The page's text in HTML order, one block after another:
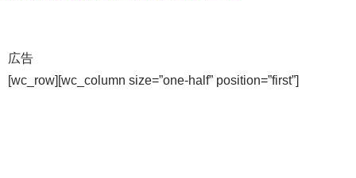
広告
[wc_row][wc_column size=”one-half” position=”first”]